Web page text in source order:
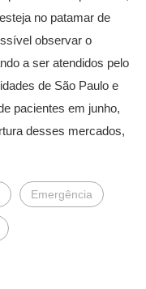
no patamar de
observar o
a ser atendidos pelo
de São Paulo e
pacientes em junho,
desses mercados,
Emergência